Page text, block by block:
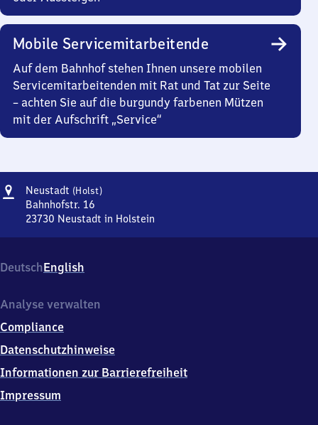
Mobile Servicemitarbeitende
Auf dem Bahnhof stehen Ihnen unsere mobilen
Servicemitarbeitenden mit Rat und Tat zur Seite
– achten Sie auf die burgundy farbenen Mützen
mit der Aufschrift „Service“
Adresse
Neustadt (Holst)Neustadt
Bahnhofstr. 16
23730 Neustadt in Holstein
Bahnhofstr.
16,
3
3
0
in
Holstein
DeutschEnglish
Analyse verwalten
Compliance
Datenschutzhinweise
Informationen zur Barrierefreiheit
Impressum